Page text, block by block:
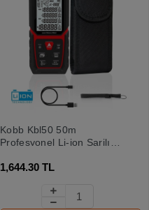
Kobb Kbl50 50m
Profesyonel Li-ion Şarjlı
1,644.30 TL